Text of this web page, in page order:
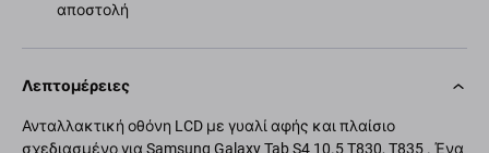
αποστολή
Λεπτομέρειες
Ανταλλακτική οθόνη LCD με γυαλί αφής και πλαίσιο
σχεδιασμένο για Samsung Galaxy Tab S4 10.5 T830, T835 . Ένα